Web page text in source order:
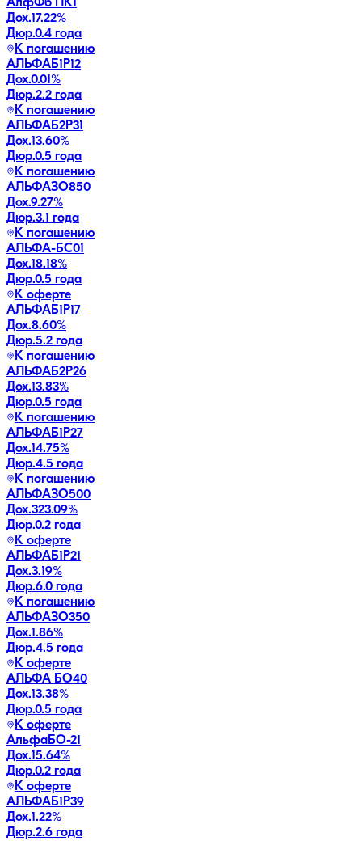
АлфФб ПК1
Дох.17.22%
Дюр.0.4 года
К погашению
АЛЬФАБ1Р12
Дох.0.01%
Дюр.2.2 года
К погашению
АЛЬФАБ2Р31
Дох.13.60%
Дюр.0.5 года
К погашению
АЛЬФАЗО850
Дох.9.27%
Дюр.3.1 года
К погашению
АЛЬФА-БС01
Дох.18.18%
Дюр.0.5 года
К оферте
АЛЬФАБ1Р17
Дох.8.60%
Дюр.5.2 года
К погашению
АЛЬФАБ2Р26
Дох.13.83%
Дюр.0.5 года
К погашению
АЛЬФАБ1Р27
Дох.14.75%
Дюр.4.5 года
К погашению
АЛЬФАЗО500
Дох.323.09%
Дюр.0.2 года
К оферте
АЛЬФАБ1Р21
Дох.3.19%
Дюр.6.0 года
К погашению
АЛЬФАЗО350
Дох.1.86%
Дюр.4.5 года
К оферте
АЛЬФА БО40
Дох.13.38%
Дюр.0.5 года
К оферте
АльфаБО-21
Дох.15.64%
Дюр.0.2 года
К оферте
АЛЬФАБ1Р39
Дох.1.22%
Дюр.2.6 года